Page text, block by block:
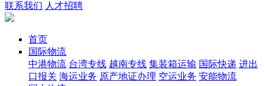
联系我们 人才招聘
首页
国际物流
中港物流 台湾专线 越南专线 集装箱运输 国际快递 进出
口报关 海运业务 原产地证办理 空运业务 安能物流